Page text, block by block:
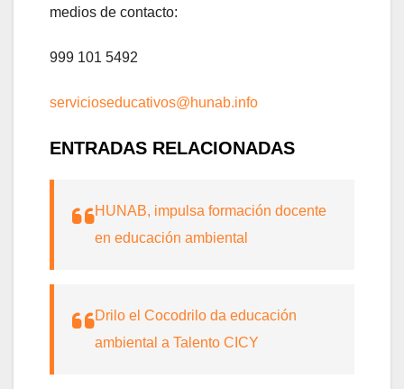
medios de contacto:
999 101 5492
servicioseducativos@hunab.info
ENTRADAS RELACIONADAS
HUNAB, impulsa formación docente
en educación ambiental
Drilo el Cocodrilo da educación
ambiental a Talento CICY